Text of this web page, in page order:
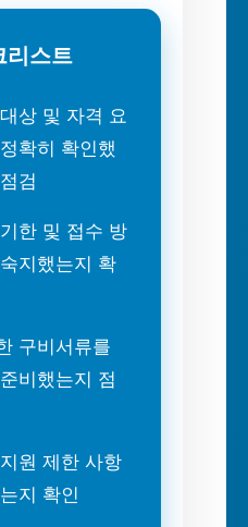
리스트
상 및 자격 요
확히 확인했
검
한 및 접수 방
지했는지 확
구비서류를
비했는지 점
원 제한 사항
지 확인